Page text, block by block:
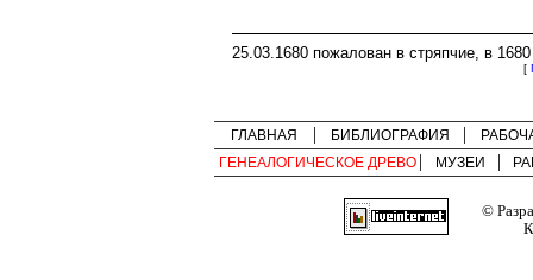
25.03.1680 пожалован в стряпчие, в
[
ГЛАВНАЯ БИБЛИОГРАФИЯ
ГЕНЕАЛОГИЧЕСКОЕ ДРЕВО
МУЗЕИ
©